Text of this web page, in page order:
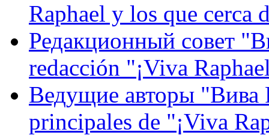
Raphael y los que cerca
Редакционный совет
redacción "¡Viva
Ведущие авторы "Вива
principales de "¡Viva